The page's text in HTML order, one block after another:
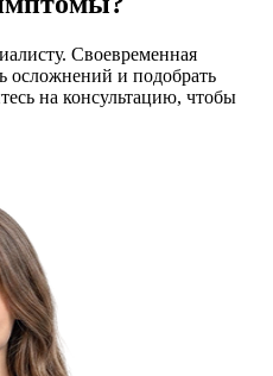
Своевременная
осложнений и подобрать
на консультацию, чтобы